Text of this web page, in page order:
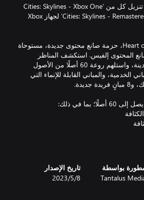
يتيح لك شراء هذا المنتج تنزيل كل من ‘Cities: Skylines - Xbox One
Edition’، وأيضًا إصدار ‘Cities: Skylines - Remastered’ لجهاز Xbox
وسِّع مدينتك مع Heart of Korea، حزمة صانع محتوى جديدة، مستوحاة
المحتوى إلفيس. استكشف المناظر
الطبيعية الجديدة في المدينة، واستلهم روعة 60 أصلًا من الأصول
الخدمية، والمباني القابلة للإنماء التي
بواسطة
Tantalus
تاريخ الإصدار
8‏/5‏/2023